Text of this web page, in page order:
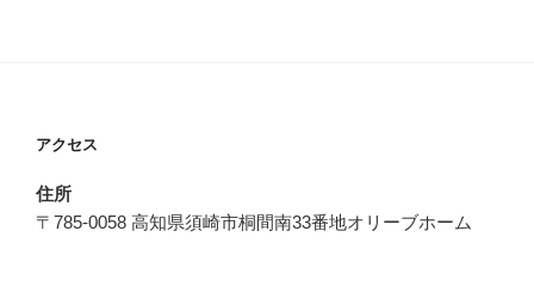
アクセス
住所
〒785-0058 高知県須崎市桐間南33番地オリーブホーム